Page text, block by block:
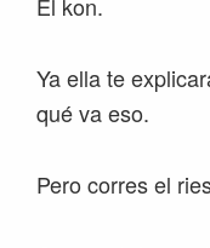
Ya ella te
qué va eso.
Pero corres el